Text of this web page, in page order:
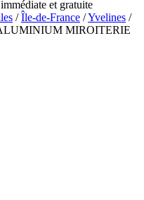
et gratuite
/Île-de-France /Yvelines /
MIROITERIE